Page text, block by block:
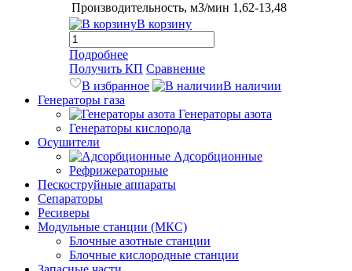
Производительность, м3/мин 1,62-13,48
В корзину
Подробнее
Получить КП Сравнение
В избранное
В наличии
Генераторы газа
Генераторы азота
Генераторы кислорода
Осушители
Адсорбционные
Рефрижераторные
Пескоструйные аппараты
Сепараторы
Ресиверы
Модульные станции (МКС)
Блочные азотные станции
Блочные кислородные станции